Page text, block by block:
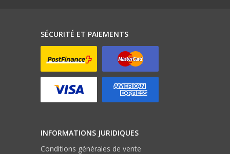
SÉCURITÉ ET PAIEMENTS
INFORMATIONS JURIDIQUES
Conditions générales de vente